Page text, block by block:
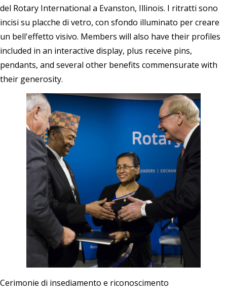
del Rotary International a Evanston, Illinois. I ritratti sono
incisi su placche di vetro, con sfondo illuminato per creare
un bell'effetto visivo. Members will also have their profiles
included in an interactive display, plus receive pins,
pendants, and several other benefits commensurate with
their generosity.
Cerimonie di insediamento e riconoscimento